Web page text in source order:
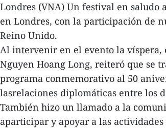
Londres (VNA) Un festival en saludo
en Londres, con la participación de
Reino Unido.
Al intervenir en el evento la víspera,
Nguyen Hoang Long, reiteró que se
programa conmemorativo al 50
lasrelaciones diplomáticas entre los
También hizo un llamado a la
aparticipar y apoyar a las